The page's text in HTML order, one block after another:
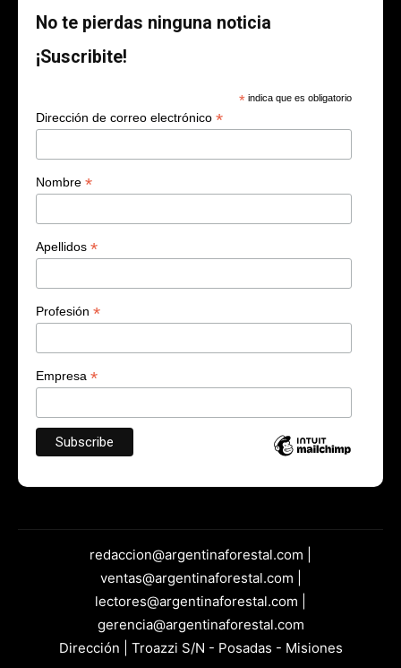
No te pierdas ninguna noticia
¡Suscribite!
* indica que es obligatorio
Dirección de correo electrónico *
Nombre *
Apellidos *
Profesión *
Empresa *
redaccion@argentinaforestal.com |
ventas@argentinaforestal.com |
lectores@argentinaforestal.com |
gerencia@argentinaforestal.com
Dirección | Troazzi S/N - Posadas - Misiones